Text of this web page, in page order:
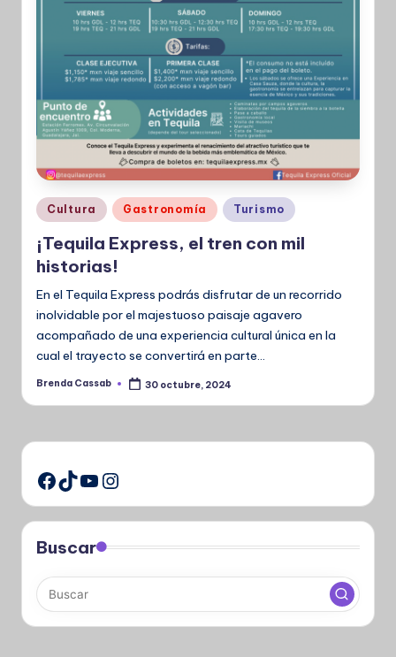
Publicado
en
Cultura Gastronomía Turismo
¡Tequila Express, el tren con mil
historias!
En el Tequila Express podrás disfrutar de un recorrido
inolvidable por el majestuoso paisaje agavero
acompañado de una experiencia cultural única en la
cual el trayecto se convertirá en parte…
Publicado
Brenda Cassab 30 octubre, 2024
Facebook
TikTok
YouTube
Instagram
Buscar